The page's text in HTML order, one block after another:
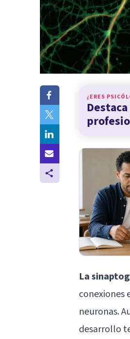
¿ERES
La
conexiones
neuronas.
desarrollo